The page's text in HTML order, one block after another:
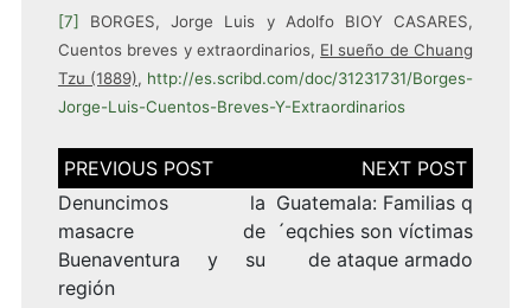
[7]
BORGES, Jorge Luis y Adolfo BIOY CASARES,
Cuentos breves y extraordinarios, El sueño de Chuang
Tzu (1889), http://es.scribd.com/doc/31231731/Borges-
Jorge-Luis-Cuentos-Breves-Y-Extraordinarios
Navegación
de
entradas
Denuncimos la
masacre de
Buenaventura y su
región
Guatemala: Familias q
´eqchies son víctimas
de ataque armado